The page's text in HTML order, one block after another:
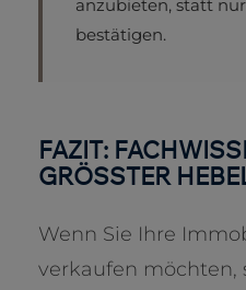
anzubieten, statt
bestätigen.
FAZIT:
GRÖSSTER HEBEL
Wenn Sie Ihre
verkaufen möchten,